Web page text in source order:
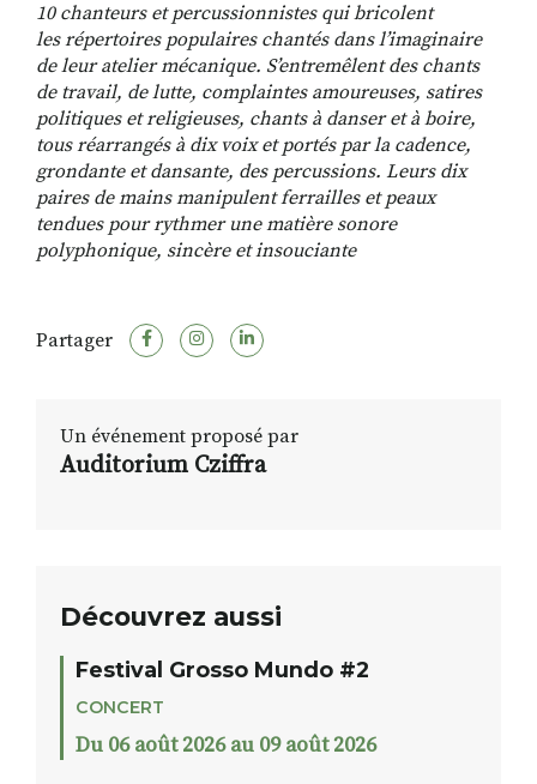
10 chanteurs et percussionnistes qui bricolent
lesrépertoires populaires chantés dans l’imaginaire
de leuratelier mécanique. S’entremêlent des chants
de travail, de lutte, complaintes amoureuses, satires
politiques etreligieuses, chants à danser et à boire,
tous réarrangés à dix voix et portés par la cadence,
grondante et dansante, des percussions. Leurs dix
paires de mains manipulentferrailles et peaux
tendues pour rythmer une matière sonore
polyphonique, sincère et insouciante
Partager
Un événement proposé par
Auditorium Cziffra
Découvrez aussi
Festival Grosso Mundo #2
CONCERT
Du 06 août 2026 au 09 août 2026